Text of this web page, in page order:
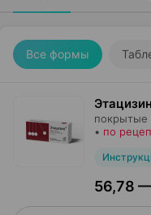
Все формы
покрытые
• по
56,78